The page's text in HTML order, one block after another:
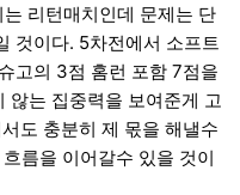
리턴매치인데 문제는 단
것이다. 5차전에서 소프트
고의 3점 홈런 포함 7점을
않는 집중력을 보여준게 고
도 충분히 제 몫을 해낼수
름을 이어갈수 있을 것이